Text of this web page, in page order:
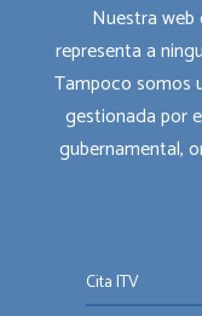
Nuestra
representa a
Tampoco somos
gestionada por
gubernamental,
Cita ITV